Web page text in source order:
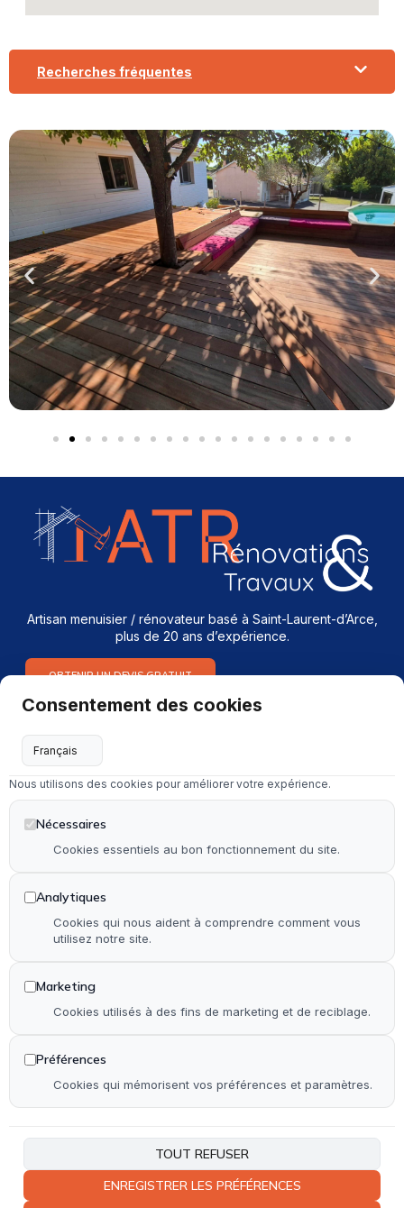
Recherches fréquentes
Artisan menuisier / rénovateur basé à Saint-Laurent-d’Arce,
plus de 20 ans d’expérience.
OBTENIR UN DEVIS GRATUIT
Services
Menuiserie intérieure & extérieure
Dépannage en serrurerie et vitrerie
Installation & rénovation de salle de bain
Installation & rénovation de cuisine
Pose de terrasse & contour de piscine en bois
Pose de parquet (stratifié, PVC et bois)
Autre
Accueil
Qui suis-je ?
Coordonnées
Consentement des cookies
Nous utilisons des cookies pour améliorer votre expérience.
Nécessaires
Cookies essentiels au bon fonctionnement du site.
Analytiques
Cookies qui nous aident à comprendre comment vous
utilisez notre site.
Marketing
Cookies utilisés à des fins de marketing et de reciblage.
Préférences
Cookies qui mémorisent vos préférences et paramètres.
TOUT REFUSER
ENREGISTRER LES PRÉFÉRENCES